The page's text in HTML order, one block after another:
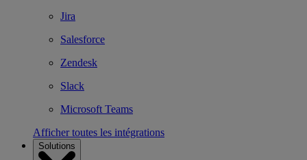
Jira
Salesforce
Zendesk
Slack
Microsoft Teams
Afficher toutes les intégrations
Solutions